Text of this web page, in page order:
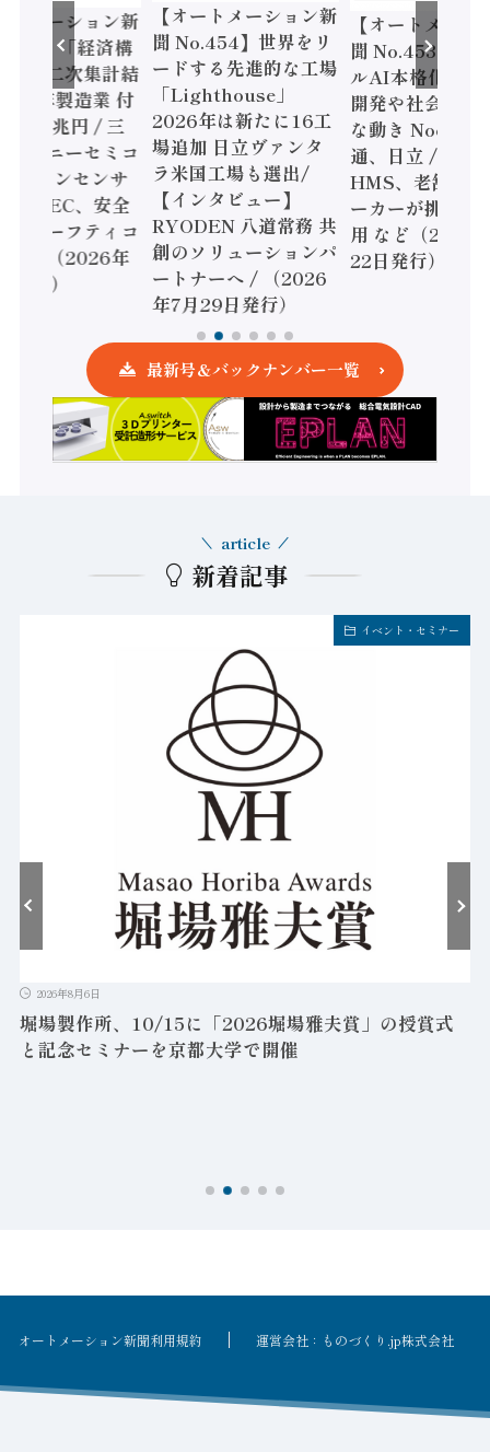
トメーション新
】「経済構
調査二次集計結
年製造業 付
額86兆円 / 三
とソニーセミコ
ジョンセンサ
/ IDEC、安全
すセーフティコ
ーラ（2026年
発行）
【オートメーション新
聞 No.454】世界をリ
ードする先進的な工場
「Lighthouse」
2026年は新たに16工
場追加 日立ヴァンタ
ラ米国工場も選出/
【インタビュー】
RYODEN 八道常務 共
創のソリューションパ
ートナーへ / （2026
年7月29日発行）
【オートメーシ
聞 No.453】フ
ルAI本格化へ
開発や社会実装
な動き Noetra
通、日立 / 兵神
HMS、老舗ポ
ーカーが挑むデ
用 など（2026
22日発行）
最新号＆バックナンバー一覧
新着記事
article
イベント・セミナー
2026年8月6日
堀場製作所、10/15に「2026堀場雅夫賞」の授賞式
と記念セミナーを京都大学で開催
オートメーション新聞利用規約 運営会社：ものづくり.jp株式会社